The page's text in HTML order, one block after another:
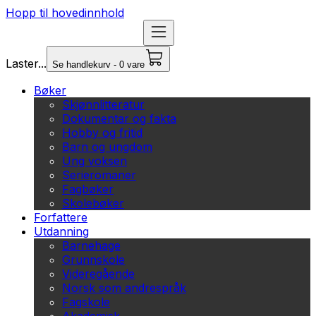
Hopp til hovedinnhold
Laster... Se handlekurv - 0 vare
Bøker
Skjønnlitteratur
Dokumentar og fakta
Hobby og fritid
Barn og ungdom
Ung voksen
Serieromaner
Fagbøker
Skolebøker
Forfattere
Utdanning
Barnehage
Grunnskole
Videregående
Norsk som andrespråk
Fagskole